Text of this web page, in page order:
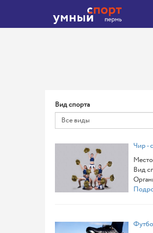
Вид спорта
Все виды
Чир -
Вид